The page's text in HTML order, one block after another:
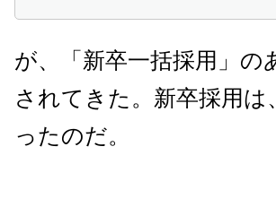
が、「新卒一括採用」
されてきた。新卒採用
ったのだ。